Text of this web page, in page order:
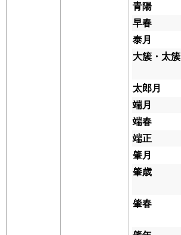
青陽
早春
泰月
大簇・太簇
太郎月
端月
端春
端正
肇月
肇歳
肇春